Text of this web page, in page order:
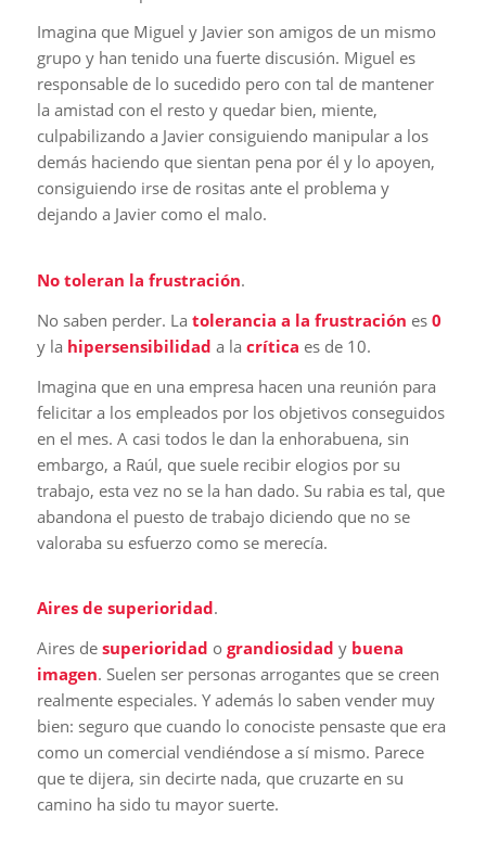
Imagina que Miguel y Javier son amigos de un mismo
grupo y han tenido una fuerte discusión. Miguel es
responsable de lo sucedido pero con tal de mantener
la amistad con el resto y quedar bien, miente,
culpabilizando a Javier consiguiendo manipular a los
demás haciendo que sientan pena por él y lo apoyen,
consiguiendo irse de rositas ante el problema y
dejando a Javier como el malo.
No toleran la frustración.
No saben perder. La tolerancia a la frustración es0
y la hipersensibilidad a la crítica es de 10.
Imagina que en una empresa hacen una reunión para
felicitar a los empleados por los objetivos conseguidos
en el mes. A casi todos le dan la enhorabuena, sin
embargo, a Raúl, que suele recibir elogios por su
trabajo, esta vez no se la han dado. Su rabia es tal, que
abandona el puesto de trabajo diciendo que no se
valoraba su esfuerzo como se merecía.
Aires de superioridad.
Aires de superioridad o grandiosidad y buena
imagen. Suelen ser personas arrogantes que se creen
realmente especiales. Y además lo saben vender muy
bien: seguro que cuando lo conociste pensaste que era
como un comercial vendiéndose a sí mismo. Parece
que te dijera, sin decirte nada, que cruzarte en su
camino ha sido tu mayor suerte.